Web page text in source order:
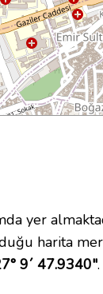
yer
harita
9´ 47.9340".